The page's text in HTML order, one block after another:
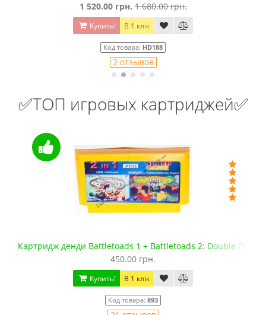
1 520.00 грн. 1 680.00 грн.
Купить! В 1 клік
Код товара: HD188
2 отзывов
✅ТОП игровых картриджей✅
Картридж денди Battletoads 1 + Battletoads 2: Double
450.00 грн.
Купить! В 1 клік
Код товара: 893